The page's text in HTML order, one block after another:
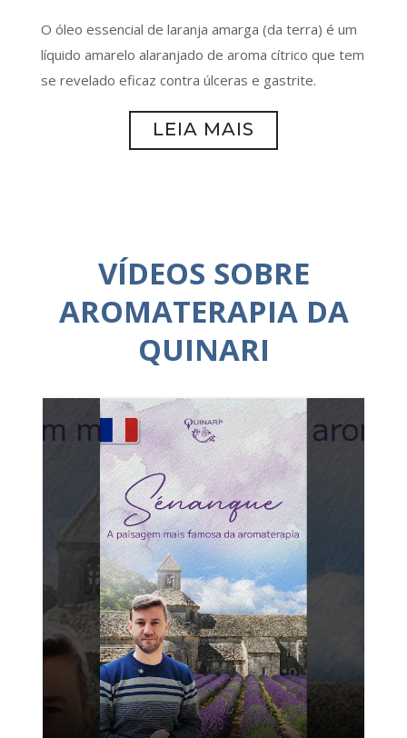
O óleo essencial de laranja amarga (da terra) é um
líquido amarelo alaranjado de aroma cítrico que tem
se revelado eficaz contra úlceras e gastrite.
LEIA MAIS
VÍDEOS SOBRE
AROMATERAPIA DA
QUINARI